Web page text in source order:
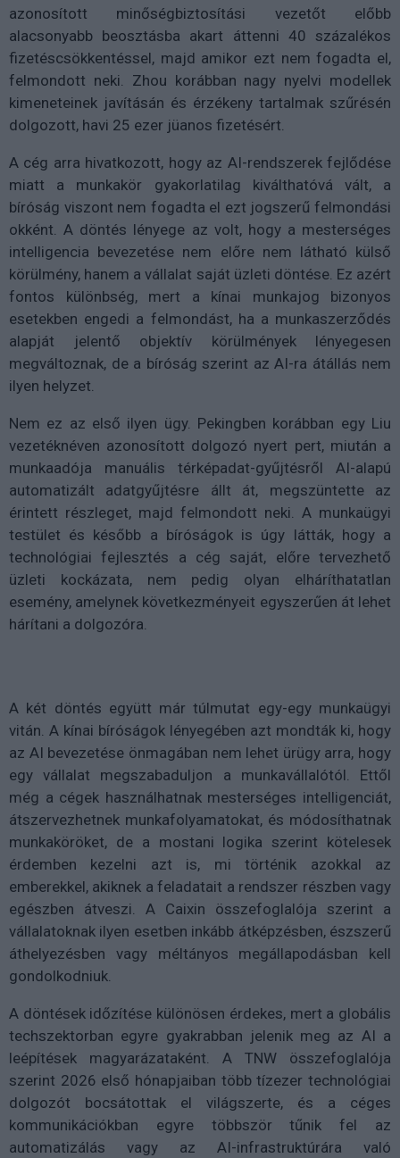
azonosított minőségbiztosítási vezetőt előbb
alacsonyabb beosztásba akart áttenni 40 százalékos
fizetéscsökkentéssel, majd amikor ezt nem fogadta el,
felmondott neki. Zhou korábban nagy nyelvi modellek
kimeneteinek javításán és érzékeny tartalmak szűrésén
dolgozott, havi 25 ezer jüanos fizetésért.
A cég arra hivatkozott, hogy az AI-rendszerek fejlődése
miatt a munkakör gyakorlatilag kiválthatóvá vált, a
bíróság viszont nem fogadta el ezt jogszerű felmondási
okként. A döntés lényege az volt, hogy a mesterséges
intelligencia bevezetése nem előre nem látható külső
körülmény, hanem a vállalat saját üzleti döntése. Ez azért
fontos különbség, mert a kínai munkajog bizonyos
esetekben engedi a felmondást, ha a munkaszerződés
alapját jelentő objektív körülmények lényegesen
megváltoznak, de a bíróság szerint az AI-ra átállás nem
ilyen helyzet.
Nem ez az első ilyen ügy. Pekingben korábban egy Liu
vezetéknéven azonosított dolgozó nyert pert, miután a
munkaadója manuális térképadat-gyűjtésről AI-alapú
automatizált adatgyűjtésre állt át, megszüntette az
érintett részleget, majd felmondott neki. A munkaügyi
testület és később a bíróságok is úgy látták, hogy a
technológiai fejlesztés a cég saját, előre tervezhető
üzleti kockázata, nem pedig olyan elháríthatatlan
esemény, amelynek következményeit egyszerűen át lehet
hárítani a dolgozóra.
A két döntés együtt már túlmutat egy-egy munkaügyi
vitán. A kínai bíróságok lényegében azt mondták ki, hogy
az AI bevezetése önmagában nem lehet ürügy arra, hogy
egy vállalat megszabaduljon a munkavállalótól. Ettől
még a cégek használhatnak mesterséges intelligenciát,
átszervezhetnek munkafolyamatokat, és módosíthatnak
munkaköröket, de a mostani logika szerint kötelesek
érdemben kezelni azt is, mi történik azokkal az
emberekkel, akiknek a feladatait a rendszer részben vagy
egészben átveszi. A Caixin összefoglalója szerint a
vállalatoknak ilyen esetben inkább átképzésben, észszerű
áthelyezésben vagy méltányos megállapodásban kell
gondolkodniuk.
A döntések időzítése különösen érdekes, mert a globális
techszektorban egyre gyakrabban jelenik meg az AI a
leépítések magyarázataként. A TNW összefoglalója
szerint 2026 első hónapjaiban több tízezer technológiai
dolgozót bocsátottak el világszerte, és a céges
kommunikációkban egyre többször tűnik fel az
automatizálás vagy az AI-infrastruktúrára való